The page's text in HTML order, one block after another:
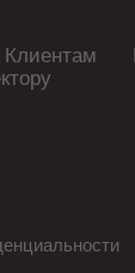
Клиентам